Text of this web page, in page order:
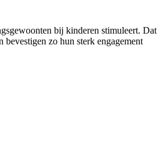
bij kinderen stimuleert. Dat
zo hun sterk engagement